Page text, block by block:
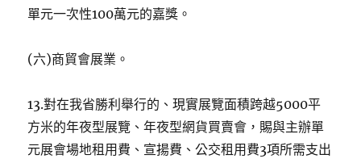
單元一次性100萬元的嘉獎。
(六)商貿會展業。
13.對在我省勝利舉行的、現實展覽面積跨越5000平
方米的年夜型展覽、年夜型網貨買賣會，賜與主辦單
元展會場地租用費、宣揚費、公交租用費3項所需支出